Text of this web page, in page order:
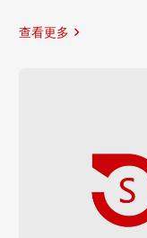
查看更多